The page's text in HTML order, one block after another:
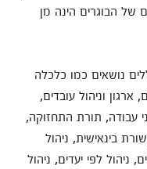
של הבוגרים הינה מן
נושאים כמו כלכלה
ארגון וניהול עובדים,
עבודה, תורת התחזוקה,
בינאישית, ניהול
ניהול לפי יעדים, ניהול